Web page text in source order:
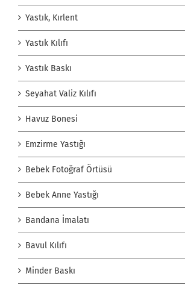
Yastık, Kırlent
Yastık Kılıfı
Yastık Baskı
Seyahat Valiz Kılıfı
Havuz Bonesi
Emzirme Yastığı
Bebek Fotoğraf Örtüsü
Bebek Anne Yastığı
Bandana İmalatı
Bavul Kılıfı
Minder Baskı